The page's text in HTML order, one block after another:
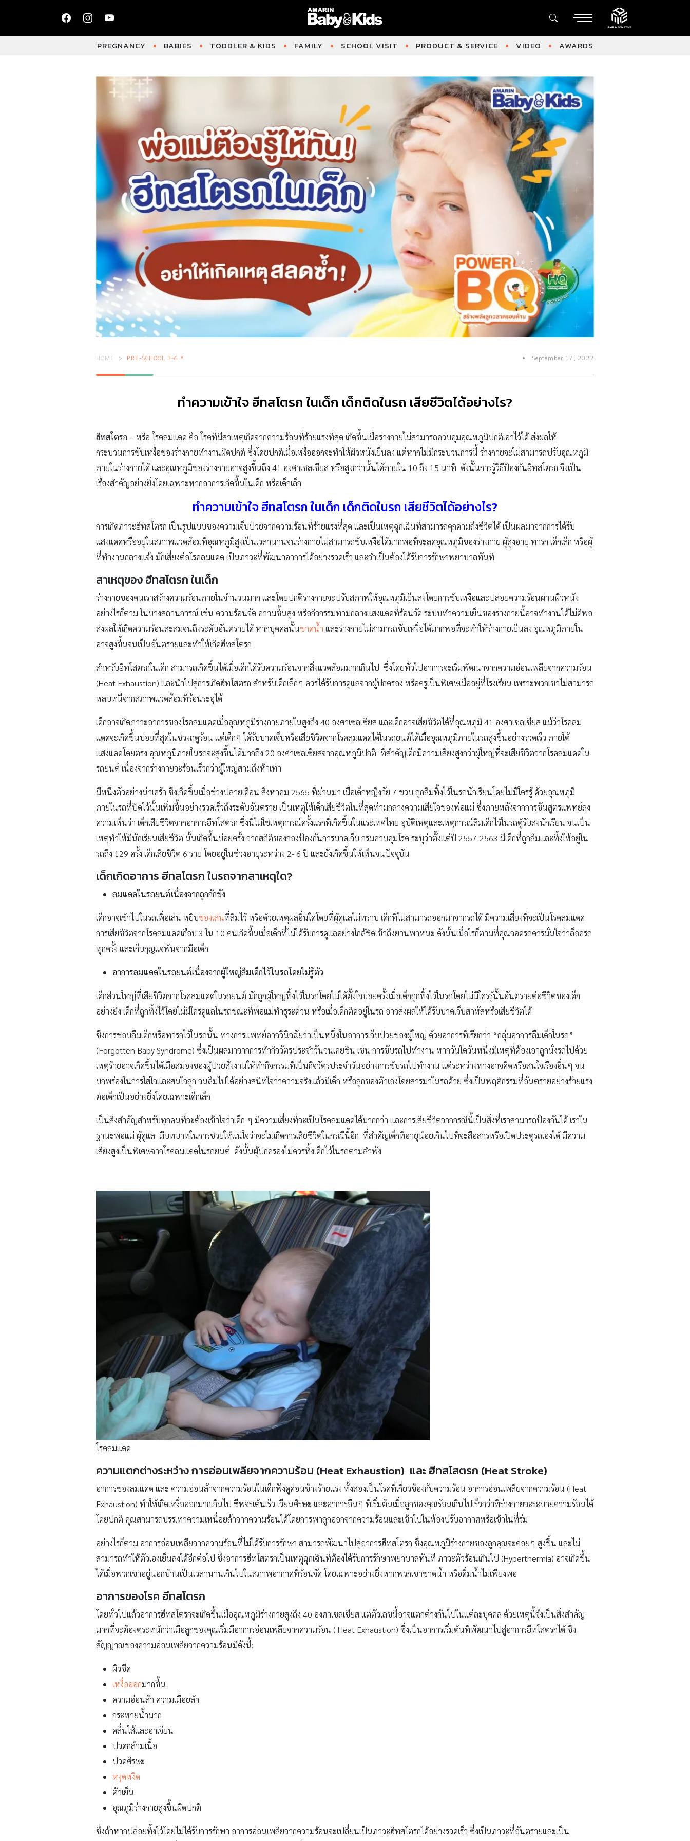
PREGNANCY BABIES TODDLER & KIDS FAMILY SCHOOL VISIT PRODUCT & SERVICE VIDEO AWARDS
HOME PRE-SCHOOL 3-6 Y September 17, 2022
ทำความเข้าใจ ฮีทสโตรก ในเด็ก เด็กติดในรถ เสียชีวิตได้อย่างไร?
ฮีทสโตรก – หรือ โรคลมแดด คือ โรคที่มีสาเหตุเกิดจากความร้อนที่ร้ายแรงที่สุด เกิดขึ้นเมื่อร่างกายไม่สามารถควบคุมอุณหภูมิปกติเอาไว้ได้ ส่งผลให้
กระบวนการขับเหงื่อของร่างกายทำงานผิดปกติ ซึ่งโดยปกติเมื่อเหงื่อออกจะทำให้ผิวหนังเย็นลง แต่หากไม่มีกระบวนการนี้ ร่างกายจะไม่สามารถปรับอุณหภูมิ
ภายในร่างกายได้ และอุณหภูมิของร่างกายอาจสูงขึ้นถึง 41 องศาเซลเซียส หรือสูงกว่านั้นได้ภายใน 10 ถึง 15 นาที ดังนั้นการรู้วิธีป้องกันฮีทสโตรก จึงเป็น
เรื่องสำคัญอย่างยิ่งโดยเฉพาะหากอาการเกิดขึ้นในเด็ก หรือเด็กเล็ก
ทำความเข้าใจ ฮีทสโตรก ในเด็ก เด็กติดในรถ เสียชีวิตได้อย่างไร?
การเกิดภาวะฮีทสโตรก เป็นรูปแบบของความเจ็บป่วยจากความร้อนที่ร้ายแรงที่สุด และเป็นเหตุฉุกเฉินที่สามารถคุกคามถึงชีวิตได้ เป็นผลมาจากการได้รับ
แสงแดดหรืออยู่ในสภาพแวดล้อมที่อุณหภูมิสูงเป็นเวลานานจนร่างกายไม่สามารถขับเหงื่อได้มากพอที่จะลดอุณหภูมิของร่างกาย ผู้สูงอายุ ทารก เด็กเล็ก หรือผู้
ที่ทำงานกลางแจ้ง มักเสี่ยงต่อโรคลมแดด เป็นภาวะที่พัฒนาอาการได้อย่างรวดเร็ว และจำเป็นต้องได้รับการรักษาพยาบาลทันที
สาเหตุของ ฮีทสโตรก ในเด็ก
ร่างกายของคนเราสร้างความร้อนภายในจำนวนมาก และโดยปกติร่างกายจะปรับสภาพให้อุณหภูมิเย็นลงโดยการขับเหงื่อและปล่อยความร้อนผ่านผิวหนัง
อย่างไรก็ตาม ในบางสถานการณ์ เช่น ความร้อนจัด ความชื้นสูง หรือกิจกรรมท่ามกลางแสงแดดที่ร้อนจัด ระบบทำความเย็นของร่างกายนี้อาจทำงานได้ไม่ดีพอ
ส่งผลให้เกิดความร้อนสะสมจนถึงระดับอันตรายได้ หากบุคคลนั้นขาดน้ำ และร่างกายไม่สามารถขับเหงื่อได้มากพอที่จะทำให้ร่างกายเย็นลง อุณหภูมิภายใน
อาจสูงขึ้นจนเป็นอันตรายและทำให้เกิดฮีทสโตรก
สำหรับฮีทโสตรกในเด็ก สามารถเกิดขึ้นได้เมื่อเด็กได้รับความร้อนจากสิ่งแวดล้อมมากเกินไป ซึ่งโดยทั่วไปอาการจะเริ่มพัฒนาจากความอ่อนเพลียจากความร้อน
(Heat Exhaustion) และนำไปสู่การเกิดฮีทโสตรก สำหรับเด็กเล็กๆ ควรได้รับการดูแลจากผู้ปกครอง หรือครูเป็นพิเศษเมื่ออยู่ที่โรงเรียน เพราะพวกเขาไม่สามารถ
หลบหนีจากสภาพแวดล้อมที่ร้อนระอุได้
เด็กอาจเกิดภาวะอาการของโรคลมแดดเมื่ออุณหภูมิร่างกายภายในสูงถึง 40 องศาเซลเซียส และเด็กอาจเสียชีวิตได้ที่อุณหภูมิ 41 องศาเซลเซียส แม้ว่าโรคลม
แดดจะเกิดขึ้นบ่อยที่สุดในช่วงฤดูร้อน แต่เด็กๆ ได้รับบาดเจ็บหรือเสียชีวิตจากโรคลมแดดได้ในรถยนต์ได้เมื่ออุณหภูมิภายในรถสูงขึ้นอย่างรวดเร็ว ภายใต้
แสงแดดโดยตรง อุณหภูมิภายในรถจะสูงขึ้นได้มากถึง 20 องศาเซลเซียสจากอุณหภูมิปกติ ที่สำคัญเด็กมีความเสี่ยงสูงกว่าผู้ใหญ่ที่จะเสียชีวิตจากโรคลมแดดใน
รถยนต์ เนื่องจากร่างกายจะร้อนเร็วกว่าผู้ใหญ่สามถึงห้าเท่า
มีหนึ่งตัวอย่างน่าเศร้า ซึ่งเกิดขึ้นเมื่อช่วงปลายเดือน สิงหาคม 2565 ที่ผ่านมา เมื่อเด็กหญิงวัย 7 ขวบ ถูกลืมทิ้งไว้ในรถนักเรียนโดยไม่มีใครรู้ ด้วยอุณหภูมิ
ภายในรถที่ปิดไว้นั้นเพิ่มขึ้นอย่างรวดเร็วถึงระดับอันตราย เป็นเหตุให้เด็กเสียชีวิตในที่สุดท่ามกลางความเสียใจของพ่อแม่ ซึ่งภายหลังจากการชันสูตรแพทย์ลง
ความเห็นว่า เด็กเสียชีวิตจากอาการฮีทโสตรก ซึ่งนี่ไม่ใช่เหตุการณ์ครั้งแรกที่เกิดขึ้นในแระเทศไทย อุบัติเหตุและเหตุการณ์ลืมเด็กไว้ในรถตู้รับส่งนักเรียน จนเป็น
เหตุทำให้มีนักเรียนเสียชีวิต นั้นเกิดขึ้นบ่อยครั้ง จากสถิติของกองป้องกันการบาดเจ็บ กรมควบคุมโรค ระบุว่าตั้งแต่ปี 2557-2563 มีเด็กที่ถูกลืมและทิ้งให้อยู่ใน
รถถึง 129 ครั้ง เด็กเสียชีวิต 6 ราย โดยอยู่ในช่วงอายุระหว่าง 2- 6 ปี และยังเกิดขึ้นให้เห็นจนปัจจุบัน
เด็กเกิดอาการ ฮีทสโตรก ในรถจากสาเหตุใด?
ลมแดดในรถยนต์เนื่องจากถูกกักขัง
เด็กอาจเข้าไปในรถเพื่อเล่น หยิบของเล่นที่ลืมไว้ หรือด้วยเหตุผลอื่นใดโดยที่ผู้ดูแลไม่ทราบ เด็กที่ไม่สามารถออกมาจากรถได้ มีความเสี่ยงที่จะเป็นโรคลมแดด
การเสียชีวิตจากโรคลมแดดเกือบ 3 ใน 10 คนเกิดขึ้นเมื่อเด็กที่ไม่ได้รับการดูแลอย่างใกล้ชิดเข้าถึงยานพาหนะ ดังนั้นเมื่อไรก็ตามที่คุณจอดรถควรมั่นใจว่าล็อครถ
ทุกครั้ง และเก็บกุญแจพ้นจากมือเด็ก
อาการลมแดดในรถยนต์เนื่องจากผู้ใหญ่ลืมเด็กไว้ในรถโดยไม่รู้ตัว
เด็กส่วนใหญ่ที่เสียชีวิตจากโรคลมแดดในรถยนต์ มักถูกผู้ใหญ่ทิ้งไว้ในรถโดยไม่ได้ตั้งใจบ่อยครั้งเมื่อเด็กถูกทิ้งไว้ในรถโดยไม่มีใครรู้นั้นอันตรายต่อชีวิตของเด็ก
อย่างยิ่ง เด็กที่ถูกทิ้งไว้โดยไม่มีใครดูแลในรถขณะที่พ่อแม่ทำธุระด่วน หรือเมื่อเด็กติดอยู่ในรถ อาจส่งผลให้ได้รับบาดเจ็บสาหัสหรือเสียชีวิตได้
ซึ่งการชอบลืมเด็กหรือทารกไว้ในรถนั้น ทางการแพทย์อาจวินิจฉัยว่าเป็นหนึ่งในอาการเจ็บป่วยของผู้ใหญ่ ด้วยอาการที่เรียกว่า “กลุ่มอาการลืมเด็กในรถ”
(Forgotten Baby Syndrome) ซึ่งเป็นผลมาจากการทำกิจวัตรประจำวันจนเคยชิน เช่น การขับรถไปทำงาน หากวันใดวันหนึ่งมีเหตุที่ต้องเอาลูกนั่งรถไปด้วย
เหตุร้ายอาจเกิดขึ้นได้เมื่อสมองของผู้ป่วยสั่งงานให้ทำกิจกรรมที่เป็นกิจวัตรประจำวันอย่างการขับรถไปทำงาน แต่ระหว่างทางอาจคิดหรือสนใจเรื่องอื่นๆ จน
บกพร่องในการใส่ใจและสนใจลูก จนลืมไปได้อย่างสนิทใจว่าความจริงแล้วมีเด็ก หรือลูกของตัวเองโดยสารมาในรถด้วย ซึ่งเป็นพฤติกรรมที่อันตรายอย่างร้ายแรง
ต่อเด็กเป็นอย่างยิ่งโดยเฉพาะเด็กเล็ก
เป็นสิ่งสำคัญสำหรับทุกคนที่จะต้องเข้าใจว่าเด็ก ๆ มีความเสี่ยงที่จะเป็นโรคลมแดดได้มากกว่า และการเสียชีวิตจากกรณีนี้เป็นสิ่งที่เราสามารถป้องกันได้ เราใน
ฐานะพ่อแม่ ผู้ดูแล มีบทบาทในการช่วยให้แน่ใจว่าจะไม่เกิดการเสียชีวิตในกรณีนี้อีก ที่สำคัญเด็กที่อายุน้อยเกินไปที่จะสื่อสารหรือเปิดประตูรถเองได้ มีความ
เสี่ยงสูงเป็นพิเศษจากโรคลมแดดในรถยนต์ ดังนั้นผู้ปกครองไม่ควรทิ้งเด็กไว้ในรถตามลำพัง
โรคลมแดด
ความแตกต่างระหว่าง การอ่อนเพลียจากความร้อน (Heat Exhaustion) และ ฮีทสโสตรก (Heat Stroke)
อาการของลมแดด และ ความอ่อนล้าจากความร้อนในเด็กฟังดูค่อนข้างร้ายแรง ทั้งสองเป็นโรคที่เกี่ยวข้องกับความร้อน อาการอ่อนเพลียจากความร้อน (Heat
Exhaustion) ทำให้เกิดเหงื่อออกมากเกินไป ชีพจรเต้นเร็ว เวียนศีรษะ และอาการอื่นๆ ที่เริ่มต้นเมื่อลูกของคุณร้อนเกินไปเร็วกว่าที่ร่างกายจะระบายความร้อนได้
โดยปกติ คุณสามารถบรรเทาความเหนื่อยล้าจากความร้อนได้โดยการพาลูกออกจากความร้อนและเข้าไปในห้องปรับอากาศหรือเข้าในที่ร่ม
อย่างไรก็ตาม อาการอ่อนเพลียจากความร้อนที่ไม่ได้รับการรักษา สามารถพัฒนาไปสู่อาการฮีทสโตรก ซึ่งอุณหภูมิร่างกายของลูกคุณจะค่อยๆ สูงขึ้น และไม่
สามารถทำให้ตัวเองเย็นลงได้อีกต่อไป ซึ่งอาการฮีทโสตรกเป็นเหตุฉุกเฉินที่ต้องได้รับการรักษาพยาบาลทันที ภาวะตัวร้อนเกินไป (Hyperthermia) อาจเกิดขึ้น
ได้เมื่อพวกเขาอยู่นอกบ้านเป็นเวลานานเกินไปในสภาพอากาศที่ร้อนจัด โดยเฉพาะอย่างยิ่งหากพวกเขาขาดน้ำ หรือดื่มน้ำไม่เพียงพอ
อาการของโรค ฮีทสโตรก
โดยทั่วไปแล้วอาการฮีทสโตรกจะเกิดขึ้นเมื่ออุณหภูมิร่างกายสูงถึง 40 องศาเซลเซียส แต่ตัวเลขนี้อาจแตกต่างกันไปในแต่ละบุคคล ด้วยเหตุนี้จึงเป็นสิ่งสำคัญ
มากที่จะต้องตระหนักว่าเมื่อลูกของคุณเริ่มมีอาการอ่อนเพลียจากความร้อน ( Heat Exhaustion) ซึ่งเป็นอาการเริ่มต้นที่พัฒนาไปสู่อาการฮีทโสตรกได้ ซึ่ง
สัญญาณของความอ่อนเพลียจากความร้อนมีดังนี้:
ผิวซีด
เหงื่อออกมากขึ้น
ความอ่อนล้า ความเมื่อยล้า
กระหายน้ำมาก
คลื่นไส้และอาเจียน
ปวดกล้ามเนื้อ
ปวดศีรษะ
หงุดหงิด
ตัวเย็น
อุณภูมิร่างกายสูงขึ้นผิดปกติ
ซึ่งถ้าหากปล่อยทิ้งไว้โดยไม่ได้รับการรักษา อาการอ่อนเพลียจากความร้อนจะเปลี่ยนเป็นภาวะฮีทสโตรกได้อย่างรวดเร็ว ซึ่งเป็นภาวะที่อันตรายและเป็น